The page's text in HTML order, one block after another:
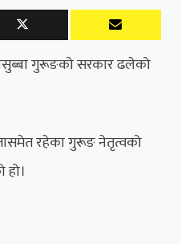
गुरूङको सरकार ढलेको
रहेका गुरूङ नेतृत्वको